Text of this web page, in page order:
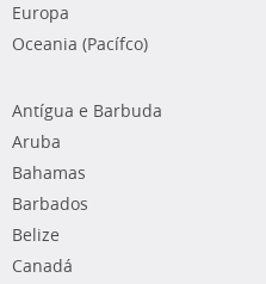
Europa
Oceania (Pacífco)
Antígua e Barbuda
Aruba
Bahamas
Barbados
Belize
Canadá